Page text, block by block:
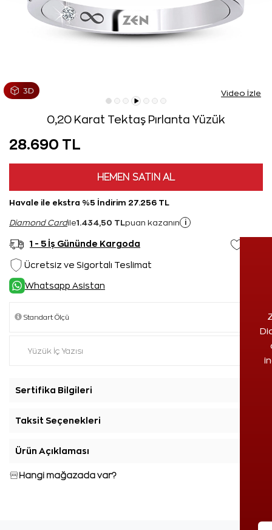
Video İzle
0,20 Karat Tektaş Pırlanta Yüzük
28.690 TL
HEMEN SATIN AL
Havale ile ekstra %5 İndirim 27.256 TL
Diamond Cardile1.434,50 TL puan kazanın i
1 - 5 İş Gününde Kargoda
Ücretsiz ve Sigortalı Teslimat
Whatsapp Asistan
Sertifika Bilgileri
Taksit Seçenekleri
Ürün Açıklaması
Hangi mağazada var?